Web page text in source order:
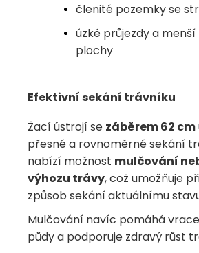
členité pozemky se
úzké průjezdy a
plochy
Efektivní sekání trávníku
Žací ústrojí se záběrem 62 cm
přesné a rovnoměrné sekání
nabízí možnost mulčování
výhozu trávy, což umožňuje
způsob sekání aktuálnímu
Mulčování navíc pomáhá
půdy a podporuje zdravý růst